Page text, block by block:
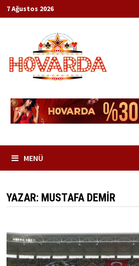
İçeriğe
geç
7 Ağustos 2026
MENÜ
YAZAR: MUSTAFA DEMIR